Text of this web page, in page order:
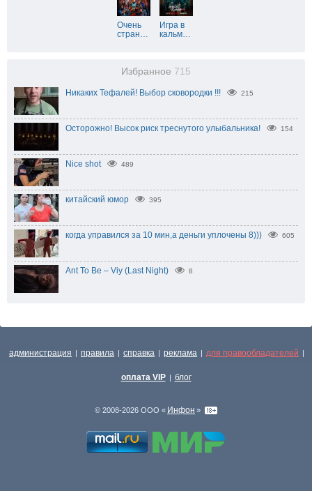
Очень
стран…
Игра в
кальм…
Избранное 715
Никаких Тефалей! Выбор сковородки !!! 215
Осторожно! Высок риск треснутого улыбальника! 154
Nice shot 489
китайский юмор 395
когда управился за 10 мин,а деньги уплочены 8))) 605
Ant To Be – Viy (Last Night) 8
администрация | правила | справка | реклама | для правообладателей |
оплата VIP | блог
© 2008-2026 ООО « Инфон »